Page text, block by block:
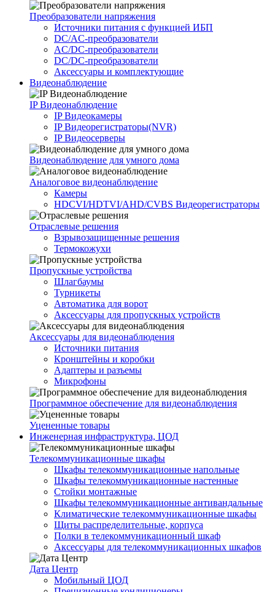
Преобразователи напряжения
Источники питания c функцией ИБП
DC/AC-преобразователи
AC/DC-преобразователи
DC/DC-преобразователи
Аксессуары и комплектующие
Видеонаблюдение
IP Видеонаблюдение
IP Видеокамеры
IP Видеорегистраторы(NVR)
IP Видеосерверы
Видеонаблюдение для умного дома
Аналоговое видеонаблюдение
Камеры
HDCVI/HDTVI/AHD/CVBS Видеорегистраторы
Отраслевые решения
Взрывозащищенные решения
Термокожухи
Пропускные устройства
Шлагбаумы
Турникеты
Автоматика для ворот
Аксессуары для пропускных устройств
Аксессуары для видеонаблюдения
Источники питания
Кронштейны и коробки
Адаптеры и разъемы
Микрофоны
Программное обеспечение для видеонаблюдения
Уцененные товары
Инженерная инфраструктура, ЦОД
Телекоммуникационные шкафы
Шкафы телекоммуникационные напольные
Шкафы телекоммуникационные настенные
Стойки монтажные
Шкафы телекоммуникационные антивандальные
Климатические телекоммуникационные шкафы
Щиты распределительные, корпуса
Полки в телекоммуникационный шкаф
Аксессуары для телекоммуникационных шкафов
Дата Центр
Мобильный ЦОД